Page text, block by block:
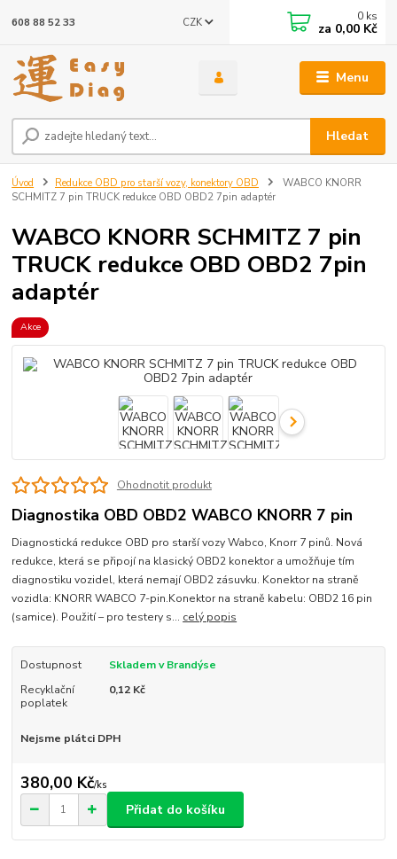
Menu
CZK
Hledat
608 88 52 33 0 ks
za 0,00 Kč
Úvod Redukce OBD pro starší vozy, konektory OBD
WABCO KNORR
SCHMITZ 7 pin TRUCK redukce OBD OBD2 7pin adaptér
WABCO KNORR SCHMITZ 7 pin
TRUCK redukce OBD OBD2 7pin
adaptér
Akce
Ohodnotit produkt
Diagnostika OBD OBD2 WABCO KNORR 7 pin
Diagnostická redukce OBD pro starší vozy Wabco, Knorr 7 pinů. Nová
redukce, která se připojí na klasický OBD2 konektor a umožňuje tím
diagnostiku vozidel, která nemají OBD2 zásuvku. Konektor na straně
vozidla: KNORR WABCO 7-pin.Konektor na straně kabelu: OBD2 16 pin
(samice). Použití – pro testery s... celý popis
Dostupnost
Skladem v Brandýse
Recyklační
poplatek
0,12 Kč
Nejsme plátci DPH
380,00 Kč/ks
Přidat do košíku